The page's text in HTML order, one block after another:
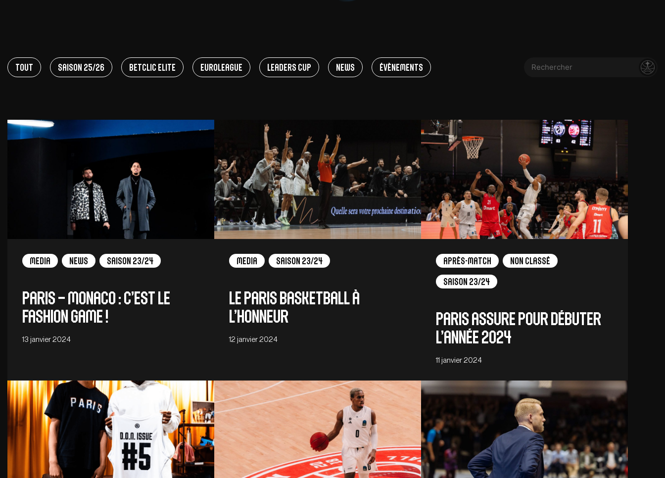
FAQ
FAQ
Tout Saison 25/26 Betclic Elite EuroLeague Leaders Cup News Évènements Rechercher
Media News Saison 23/24
Paris – Monaco : C’est le
Fashion Game !
13 janvier 2024
Media Saison 23/24
Le Paris Basketball à
l’honneur
12 janvier 2024
Après-match Non Classé
Saison 23/24
Paris assure pour débuter
l’année 2024
11 janvier 2024